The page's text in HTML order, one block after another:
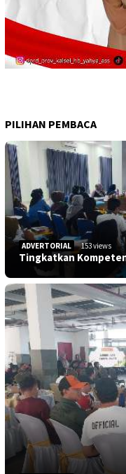
PILIHAN PEMBACA
ADVERTORIAL 153 views
Tingkatkan